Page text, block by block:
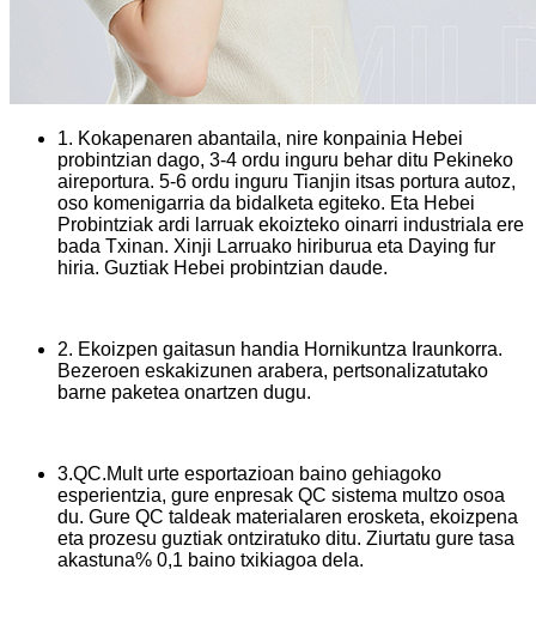
1. Kokapenaren abantaila, nire konpainia Hebei
probintzian dago, 3-4 ordu inguru behar ditu Pekineko
aireportura. 5-6 ordu inguru Tianjin itsas portura autoz,
oso komenigarria da bidalketa egiteko. Eta Hebei
Probintziak ardi larruak ekoizteko oinarri industriala ere
bada Txinan. Xinji Larruako hiriburua eta Daying fur
hiria. Guztiak Hebei probintzian daude.
2. Ekoizpen gaitasun handia Hornikuntza Iraunkorra.
Bezeroen eskakizunen arabera, pertsonalizatutako
barne paketea onartzen dugu.
3.QC.Mult urte esportazioan baino gehiagoko
esperientzia, gure enpresak QC sistema multzo osoa
du. Gure QC taldeak materialaren erosketa, ekoizpena
eta prozesu guztiak ontziratuko ditu. Ziurtatu gure tasa
akastuna% 0,1 baino txikiagoa dela.